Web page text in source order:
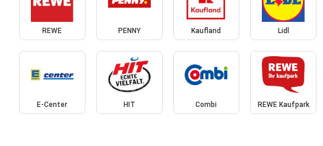
REWE PENNY Kaufland Lidl
E-Center HIT Combi REWE Kaufpark